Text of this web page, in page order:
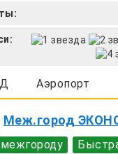
Аэропорт
Меж.город